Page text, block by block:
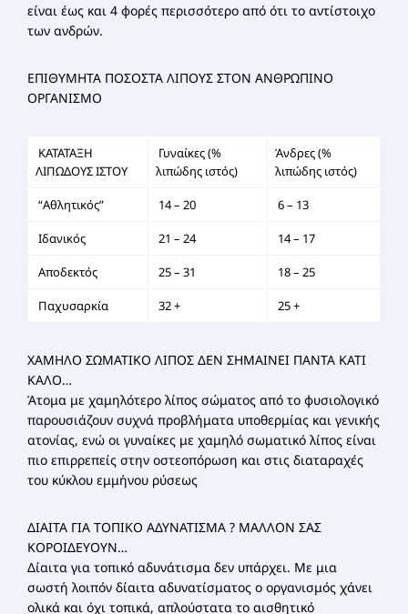
είναι έως και 4 φορές περισσότερο από ότι το αντίστοιχο
των ανδρών.
ΕΠΙΘΥΜΗΤΑ ΠΟΣΟΣΤΑ ΛΙΠΟΥΣ ΣΤΟΝ ΑΝΘΡΩΠΙΝΟ
ΟΡΓΑΝΙΣΜΟ
ΚΑΤΑΤΑΞΗ
ΛΙΠΩΔΟΥΣ ΙΣΤΟΥ
Γυναίκες (%
λιπώδης ιστός)
Άνδρες (%
λιπώδης ιστός)
“Αθλητικός” 14 – 20 6 – 13
Ιδανικός 21 – 24 14 – 17
Αποδεκτός 25 – 31 18 – 25
Παχυσαρκία 32 + 25 +
ΧΑΜΗΛΟ ΣΩΜΑΤΙΚΟ ΛΙΠΟΣ ΔΕΝ ΣΗΜΑΙΝΕΙ ΠΑΝΤΑ ΚΑΤΙ
ΚΑΛΟ…
Άτομα με χαμηλότερο λίπος σώματος από το φυσιολογικό
παρουσιάζουν συχνά προβλήματα υποθερμίας και γενικής
ατονίας, ενώ οι γυναίκες με χαμηλό σωματικό λίπος είναι
πιο επιρρεπείς στην οστεοπόρωση και στις διαταραχές
του κύκλου εμμήνου ρύσεως
ΔΙΑΙΤΑ ΓΙΑ ΤΟΠΙΚΟ ΑΔΥΝΑΤΙΣΜΑ ? ΜΑΛΛΟΝ ΣΑΣ
ΚΟΡΟΙΔΕΥΟΥΝ…
Δίαιτα για τοπικό αδυνάτισμα δεν υπάρχει. Με μια
σωστή λοιπόν δίαιτα αδυνατίσματος ο οργανισμός χάνει
ολικά και όχι τοπικά, απλούστατα το αισθητικό